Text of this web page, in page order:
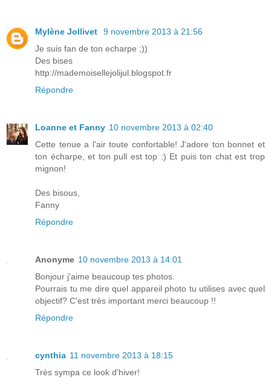
Mylène Jollivet
9 novembre 2013 à 21:56
Je suis fan de ton echarpe ;))
Des bises
http://mademoisellejolijul.blogspot.fr
Répondre
Loanne et Fanny 10 novembre 2013 à 02:40
Cette tenue a l'air toute confortable! J'adore ton bonnet et
ton écharpe, et ton pull est top :) Et puis ton chat est trop
mignon!
Des bisous,
Fanny
Répondre
Anonyme 10 novembre 2013 à 14:01
Bonjour j'aime beaucoup tes photos.
Pourrais tu me dire quel appareil photo tu utilises avec quel
objectif? C'est très important merci beaucoup !!
Répondre
cynthia 11 novembre 2013 à 18:15
Très sympa ce look d'hiver!